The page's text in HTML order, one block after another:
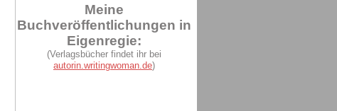
Meine
Buchveröffentlichungen in
Eigenregie:
(Verlagsbücher findet ihr bei
autorin.writingwoman.de)